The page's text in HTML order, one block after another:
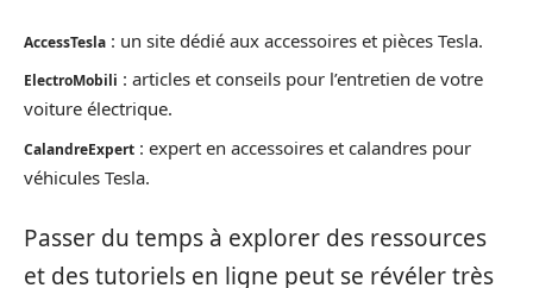
AccessTesla : un site dédié aux accessoires et pièces Tesla.
ElectroMobili : articles et conseils pour l’entretien de votre
voiture électrique.
CalandreExpert : expert en accessoires et calandres pour
véhicules Tesla.
Passer du temps à explorer des ressources
et des tutoriels en ligne peut se révéler très